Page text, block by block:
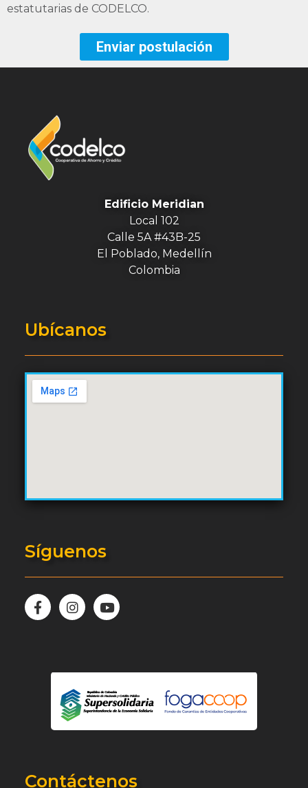
estatutarias de CODELCO.
Enviar postulación
Edificio Meridian
Local 102
Calle 5A #43B-25
El Poblado, Medellín
Colombia
Ubícanos
Síguenos
Contáctenos